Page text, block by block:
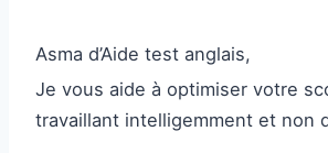
Asma d’Aide test anglais,
Je vous aide à optimiser votre
travaillant intelligemment et non